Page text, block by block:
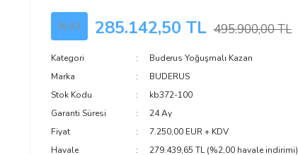
%43 285.142,50 TL 495.900,00 TL
Kategori
Buderus Yoğuşmalı Kazan
Marka
BUDERUS
Stok Kodu
kb372-100
Garanti Süresi
24 Ay
Fiyat
7.250,00 EUR + KDV
Havale
279.439,65 TL (%2,00 havale indirimi)